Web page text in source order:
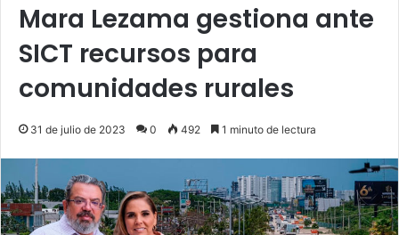
Mara Lezama gestiona ante
SICT recursos para
comunidades rurales
31 de julio de 2023 0 492 1 minuto de lectura